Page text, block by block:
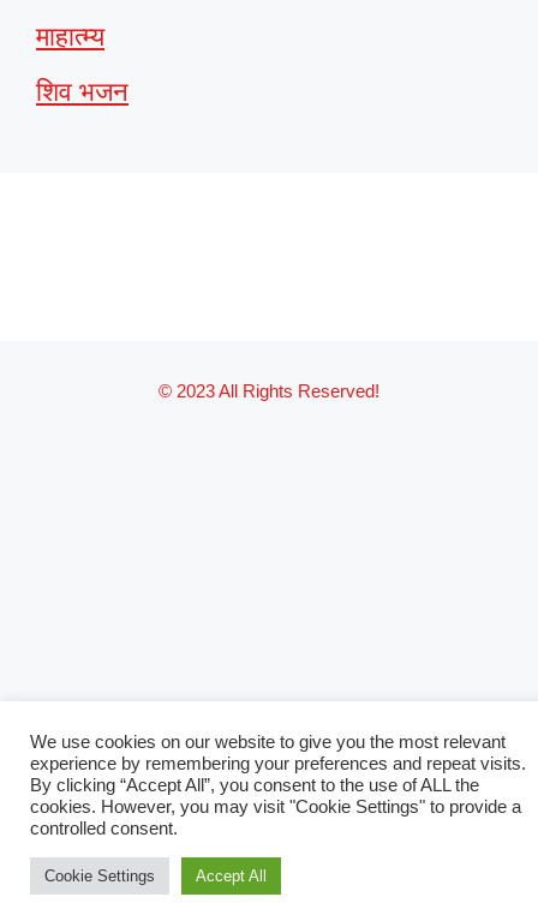
माहात्म्य
शिव भजन
© 2023 All Rights Reserved!
We use cookies on our website to give you the most relevant
experience by remembering your preferences and repeat visits.
By clicking “Accept All”, you consent to the use of ALL the
cookies. However, you may visit "Cookie Settings" to provide a
controlled consent.
Cookie Settings Accept All